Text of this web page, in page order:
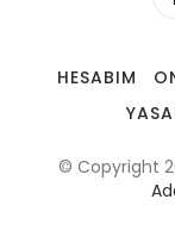
HESABIM
© Copyright